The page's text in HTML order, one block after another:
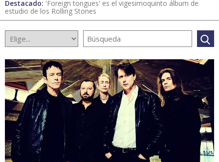
Destacado: 'Foreign tongues' es el vigesimoquinto álbum de
estudio de los Rolling Stones